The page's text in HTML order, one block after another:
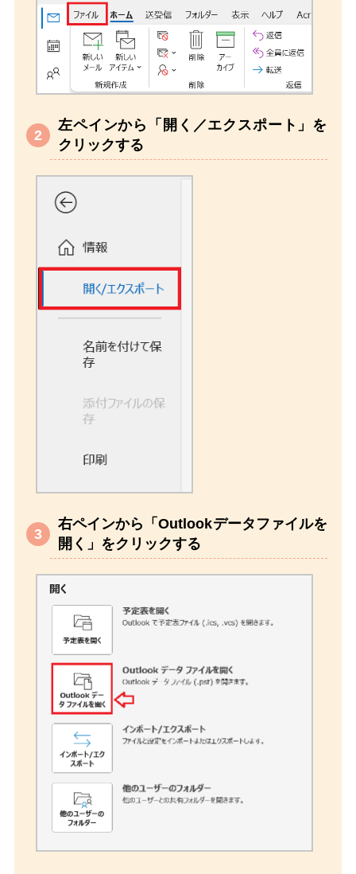
左ペインから「開く／エクスポート」を
クリックする
右ペインから「Outlookデータファイルを
開く」をクリックする